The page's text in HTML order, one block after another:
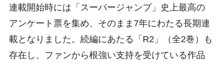
連載開始時には「スーパージャンプ」史上最高の
アンケート票を集め、そのまま7年にわたる長期連
載となりました。続編にあたる「R2」（全2巻）も
存在し、ファンから根強い支持を受けている作品